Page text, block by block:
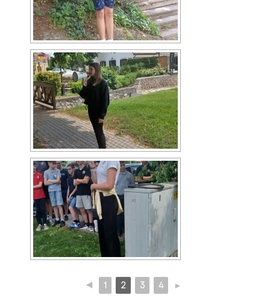
◄ 1 2 3 4 ►